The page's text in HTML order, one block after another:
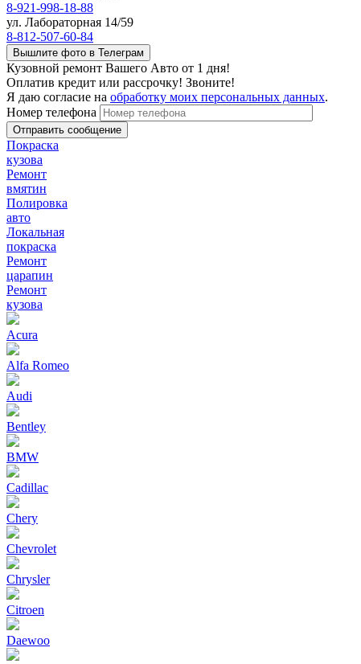
8-921-998-18-88
ул. Лабораторная 14/59
8-812-507-60-84
Вышлите фото в Телеграм
Кузовной ремонт Вашего Авто от 1 дня!
Оплатив кредит или рассрочку! Звоните!
Я даю согласие на обработку моих персональных данных.
Номер телефона
Покраска
кузова
Ремонт
вмятин
Полировка
авто
Локальная
покраска
Ремонт
царапин
Ремонт
кузова
Acura
Alfa Romeo
Audi
Bentley
BMW
Cadillac
Chery
Chevrolet
Chrysler
Citroen
Daewoo